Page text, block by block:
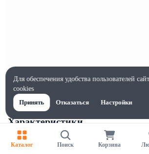
Характеристики
Ширина, мм
80
Каталог Поиск Корзина
Для обеспечения удобства пользователей
cookies
Принять
Отказаться Настройки